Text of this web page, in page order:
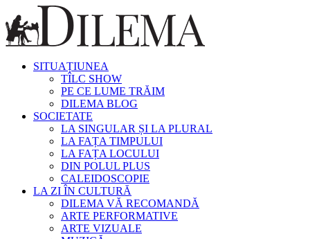
SITUAȚIUNEA
TÎLC SHOW
PE CE LUME TRĂIM
DILEMA BLOG
SOCIETATE
LA SINGULAR ȘI LA PLURAL
LA FAȚA TIMPULUI
LA FAȚA LOCULUI
DIN POLUL PLUS
CALEIDOSCOPIE
LA ZI ÎN CULTURĂ
DILEMA VĂ RECOMANDĂ
ARTE PERFORMATIVE
ARTE VIZUALE